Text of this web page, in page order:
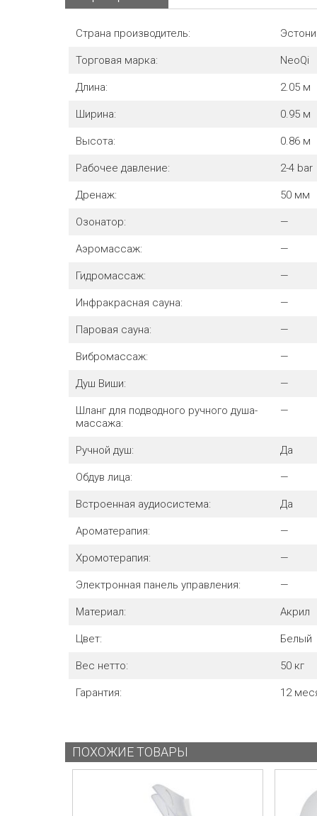
Страна производитель:
Торговая марка: NeoQi
Длина: 2.05 м
Ширина: 0.95 м
Высота: 0.86 м
Рабочее давление: 2-4 bar
Дренаж: 50 мм
Озонатор: —
Аэромассаж: —
Гидромассаж: —
Инфракрасная сауна: —
Паровая сауна: —
Вибромассаж: —
Душ Виши: —
Шланг для подводного ручного душа-
массажа:
—
Ручной душ: Да
Обдув лица: —
Встроенная аудиосистема: Да
Ароматерапия: —
Хромотерапия: —
Электронная панель управления: —
Материал: Акрил
Цвет: Белый
Вес нетто: 50 кг
Гарантия: 12
ПОХОЖИЕ ТОВАРЫ